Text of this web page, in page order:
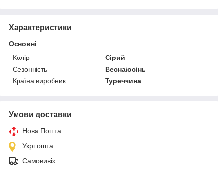
Характеристики
Основні
Колір
Сірий
Сезонність
Весна/осінь
Країна виробник
Туреччина
Умови доставки
Нова Пошта
Укрпошта
Самовивіз